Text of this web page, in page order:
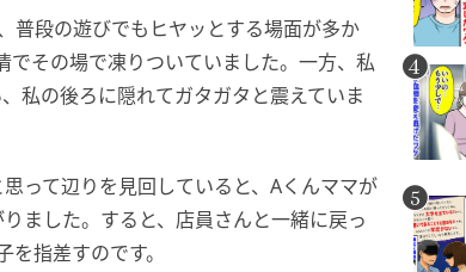
普段の遊びでもヒヤッとする場面が多か
でその場で凍りついていました。一方、私
私の後ろに隠れてガタガタと震えていま
って辺りを見回していると、Aくんママが
ました。すると、店員さんと一緒に戻っ
指差すのです。